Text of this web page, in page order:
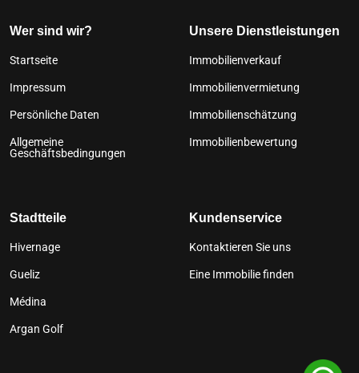
Wer sind wir?
Startseite
Impressum
Persönliche Daten
Allgemeine
Geschäftsbedingungen
Unsere Dienstleistungen
Immobilienverkauf
Immobilienvermietung
Immobilienschätzung
Immobilienbewertung
Stadtteile
Hivernage
Gueliz
Médina
Argan Golf
Kundenservice
Kontaktieren Sie uns
Eine Immobilie finden